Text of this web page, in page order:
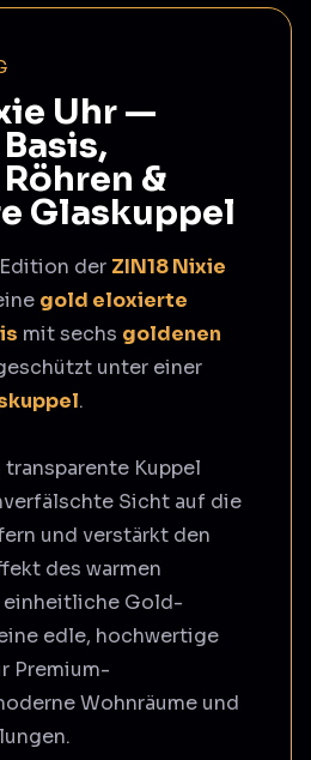
Uhr —
&
Glaskuppel
der ZIN18 Nixie
gold eloxierte
mit sechs goldenen
unter einer
.
Kuppel
Sicht auf die
und verstärkt den
des warmen
einheitliche Gold-
edle, hochwertige
Premium-
Wohnräume und